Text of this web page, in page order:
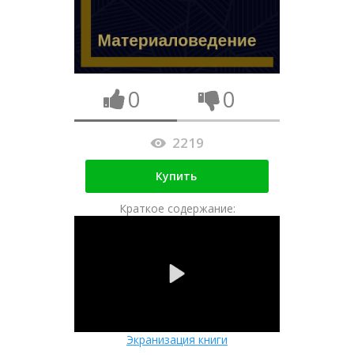
0 0
2219
Купить
Краткое содержание:
Экранизация книги